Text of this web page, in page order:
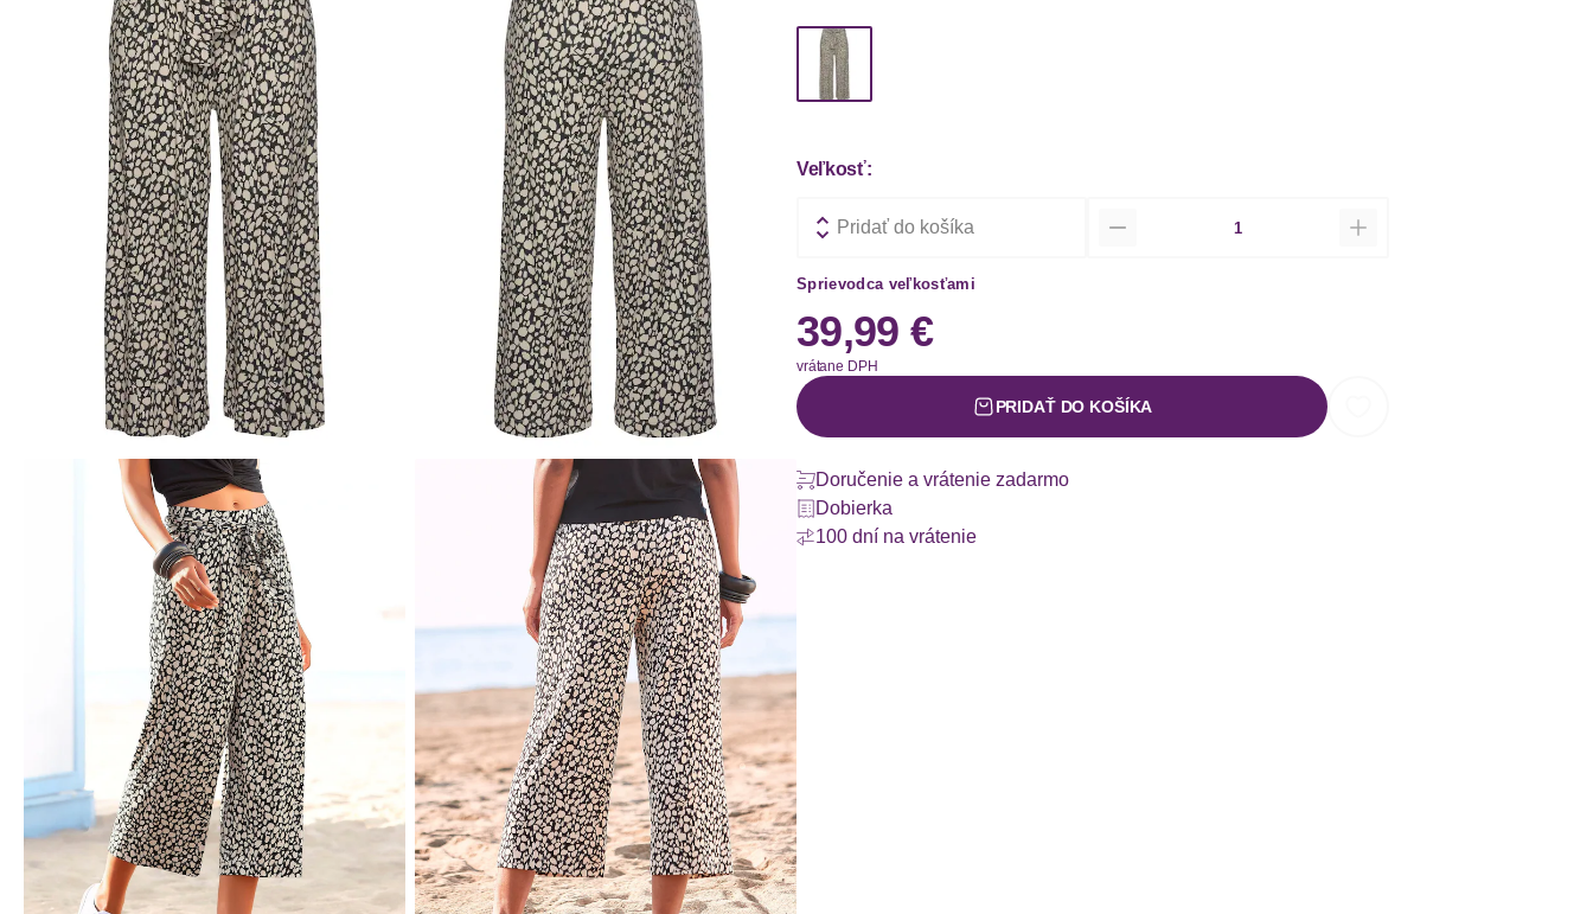
Veľkosť:
Pridať do košíka
Sprievodca veľkosťami
39,99 €
vrátane DPH
PRIDAŤ DO KOŠÍKA
Doručenie a vrátenie zadarmo
Dobierka
100 dní na vrátenie